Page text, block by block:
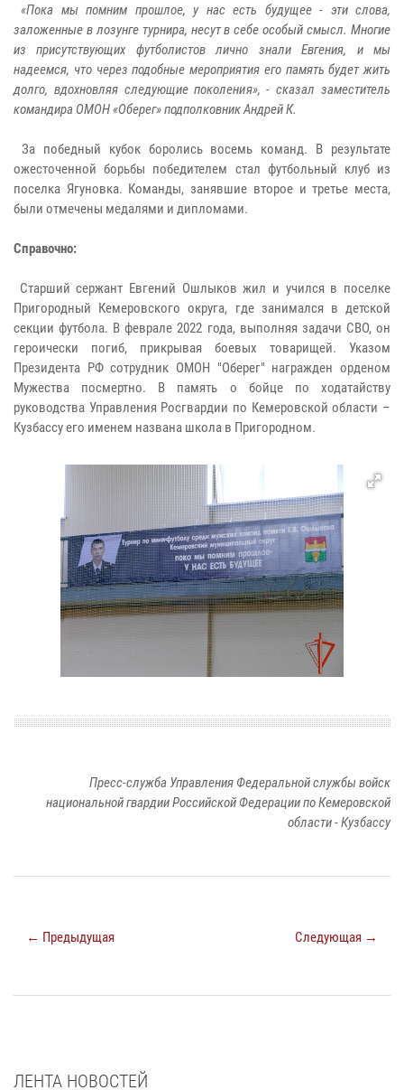
«Пока мы помним прошлое, у нас есть будущее - эти слова,
заложенные в лозунге турнира, несут в себе особый смысл. Многие
из присутствующих футболистов лично знали Евгения, и мы
надеемся, что через подобные мероприятия его память будет жить
долго, вдохновляя следующие поколения», - сказал заместитель
командира ОМОН «Оберег» подполковник Андрей К.
За победный кубок боролись восемь команд. В результате
ожесточенной борьбы победителем стал футбольный клуб из
поселка Ягуновка. Команды, занявшие второе и третье места,
были отмечены медалями и дипломами.
Справочно:
Старший сержант Евгений Ошлыков жил и учился в поселке
Пригородный Кемеровского округа, где занимался в детской
секции футбола. В феврале 2022 года, выполняя задачи СВО, он
героически погиб, прикрывая боевых товарищей. Указом
Президента РФ сотрудник ОМОН "Оберег" награжден орденом
Мужества посмертно. В память о бойце по ходатайству
руководства Управления Росгвардии по Кемеровской области –
Кузбассу его именем названа школа в Пригородном.
Пресс-служба Управления Федеральной службы войск
национальной гвардии Российской Федерации по Кемеровской
области - Кузбассу
← Предыдущая Следующая →
ЛЕНТА НОВОСТЕЙ